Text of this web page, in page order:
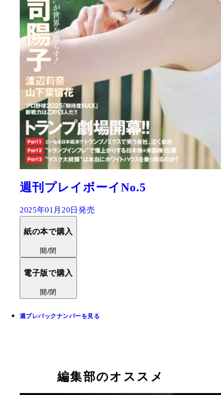
週刊プレイボーイNo.5
2025年01月20日発売
紙の本で購入
開/閉
電子版で購入
開/閉
週プレバックナンバーを見る
編集部のオススメ